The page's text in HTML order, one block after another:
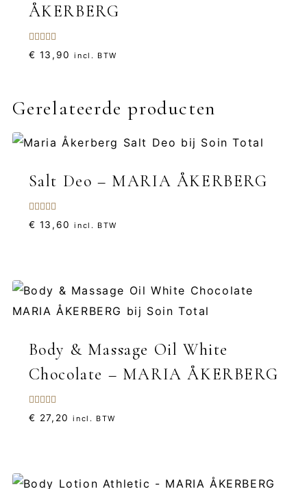
ÅKERBERG
Gewaardeerd
5.00
€ 13,90 incl. BTW
Gerelateerde producten
Salt Deo – MARIA ÅKERBERG
Gewaardeerd
4.00
€ 13,60 incl. BTW
Body & Massage Oil White
Chocolate – MARIA ÅKERBERG
Gewaardeerd
5.00
€ 27,20 incl. BTW